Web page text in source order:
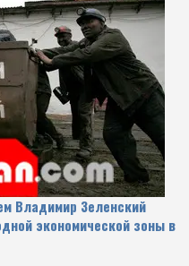
Владимир Зеленский
экономической зоны в